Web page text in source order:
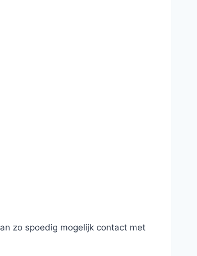
zo spoedig mogelijk contact met